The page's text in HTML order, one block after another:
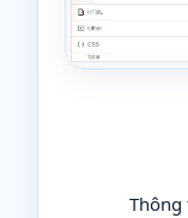
Thông